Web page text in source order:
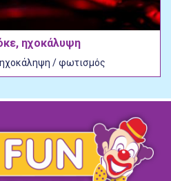
ηχοκάλυψη
/ φωτισμός